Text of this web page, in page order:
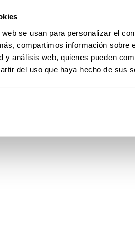
se usan para personalizar el
compartimos información
y análisis web, quienes pueden
del uso que haya hecho de sus